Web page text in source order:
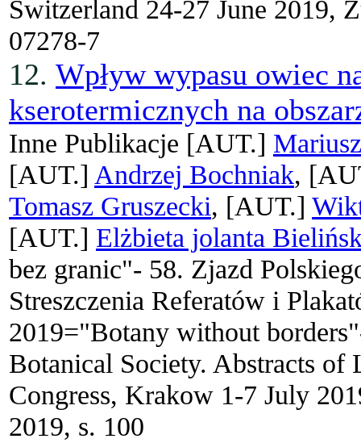
Switzerland 24-27 June 2019,
07278-7
12. Wpływ wypasu owiec
kserotermicznych na
Inne Publikacje [AUT.]
[AUT.] Andrzej Bochniak,
Tomasz Gruszecki, [AUT.]
[AUT.] Elżbieta jolanta
bez granic"- 58. Zjazd
Streszczenia Referatów i
2019="Botany without
Botanical Society. Abstracts of
Congress, Krakow 1-7 July
2019, s. 100